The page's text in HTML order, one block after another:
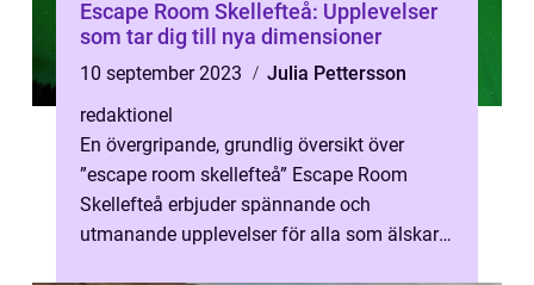
Escape Room Skellefteå: Upplevelser
som tar dig till nya dimensioner
10 september 2023
Julia Pettersson
redaktionel
En övergripande, grundlig översikt över
”escape room skellefteå” Escape Room
Skellefteå erbjuder spännande och
utmanande upplevelser för alla som älskar